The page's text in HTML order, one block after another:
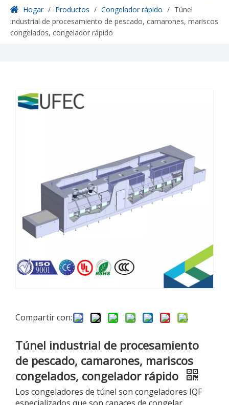
Hogar / Productos / Congelador rápido / Túnel
industrial de procesamiento de pescado, camarones, mariscos
congelados, congelador rápido
Compartir con:
Túnel industrial de procesamiento
de pescado, camarones, mariscos
congelados, congelador rápido
Los congeladores de túnel son congeladores IQF